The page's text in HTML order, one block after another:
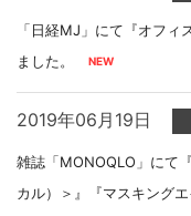
「日経MJ」にて『オフィ
ました。
2019年06月19日
雑誌「MONOQLO」にて
カル）＞』『マスキング